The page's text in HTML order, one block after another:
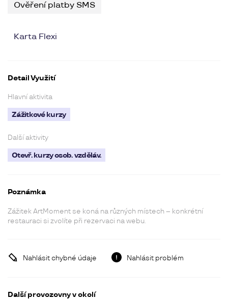
Ověření platby SMS
Karta Flexi
Detail Využití
Hlavní aktivita
Zážitkové kurzy
Další aktivity
Otevř. kurzy osob. vzděláv.
Poznámka
Zážitek ArtMoment se koná na různých místech – konkrétní
restauraci si zvolíte při rezervaci na webu.
Nahlásit chybné údaje Nahlásit problém
Další provozovny v okolí